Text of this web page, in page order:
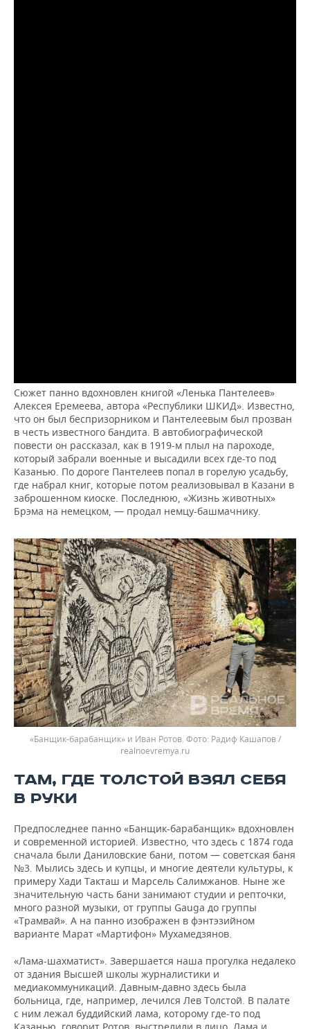
Сюжет панно вдохновлен книгой «Ленька Пантелеев»
Алексея Еремеева, автора «Республики ШКИД». Известно,
что он был беспризорником и Пантелеевым был прозван
в честь известного бандита. В автобиографической
повести он рассказал, как в 1919-м плыл на пароходе,
который забрали военные и высадили всех где-то под
Казанью. По дороге Пантелеев попал в горелую усадьбу,
где набрал книг, которые потом реализовывал в Казани в
заброшенном киоске. Последнюю, «Жизнь животных»
Брэма на немецком, — продал немцу-башмачнику.
«Банщик-барабанщик» и Иван Ротов.
Радиф Кашапов /
realnoevremya.ru
ТАМ, ГДЕ ТОЛСТОЙ ВЗЯЛ СЕБЯ
В РУКИ
Предпоследнее панно «Банщик-барабанщик» вдохновлен
и современной историей. Известно, что здесь с 1874 года
сначала были Даниловские бани, потом — советская баня
№3. Мылись здесь и купцы, и многие деятели культуры, к
примеру Хади Такташ и Марсель Салимжанов. Ныне же
значительную часть бани занимают студии и репточки,
много разной музыки, от группы Gauga до группы
«Трамвай». А на панно изображен в фэнтэзийном
варианте Марат «Мартифон» Мухамедзянов.
«Лама-шахматист». Завершается наша прогулка недалеко
от здания Высшей школы журналистики и
медиакоммуникаций. Давным-давно здесь была
больница, где, например, лечился Лев Толстой. В палате
с ним лежал буддийский лама, которому где-то под